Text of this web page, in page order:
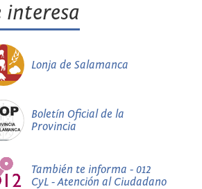
interesa
Lonja de Salamanca
Boletín Oficial de la
Provincia
También te informa - 012
CyL - Atención al Ciudadano